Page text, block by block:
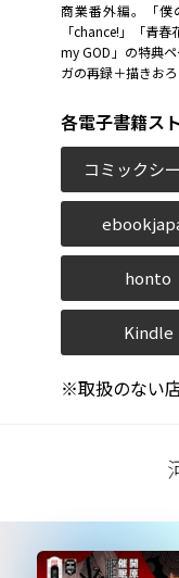
商業番外編。「僕
「chance!」「青
my GOD」の特典
ガの再録＋描きお
各電子書籍ス
コミックシ
honto
Kindle
※取扱のない